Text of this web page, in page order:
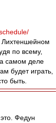
по всему,
самом деле
будет играть,
быть.
это. Федун